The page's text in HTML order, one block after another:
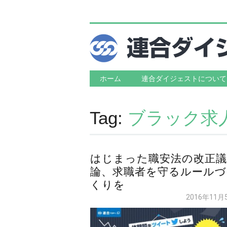
Main menu
Skip to content
ホーム 連合ダイジェストについて
Tag: ブラック求
はじまった職安法の改正議
論、求職者を守るルールづ
くりを
2016年11月